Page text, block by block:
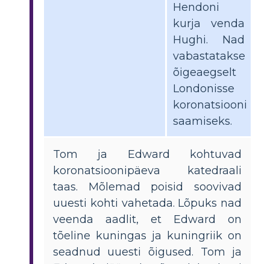
Hendoni
kurja venda
Hughi. Nad
vabastatakse
õigeaegselt
Londonisse
koronatsiooni
saamiseks.
Tom ja Edward kohtuvad
koronatsioonipäeva katedraali
taas. Mõlemad poisid soovivad
uuesti kohti vahetada. Lõpuks nad
veenda aadlit, et Edward on
tõeline kuningas ja kuningriik on
seadnud uuesti õigused. Tom ja